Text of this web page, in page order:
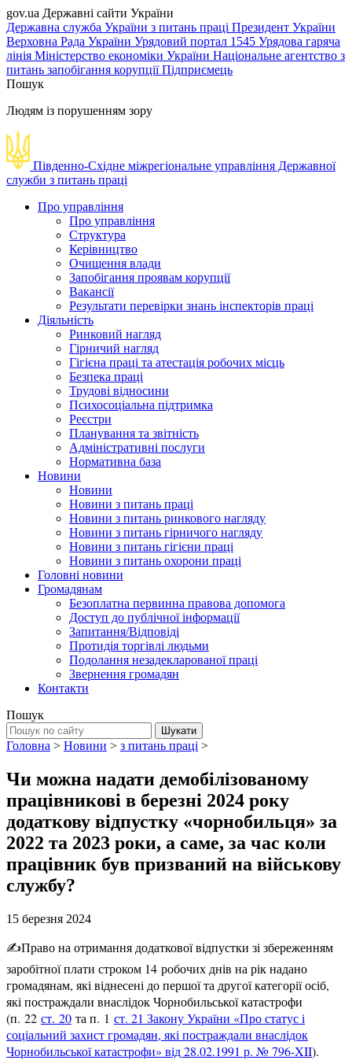
gov.ua Державні сайти України
Державна служба України з питань праці Президент України
Верховна Рада України Урядовий портал 1545 Урядова гаряча
лінія Міністерство економіки України Національне агентство з
питань запобігання корупціїПідприємець
Пошук
Людям із порушенням зору
Південно-Східне міжрегіональне управління Державної
служби з питань праці
Про управління
Про управління
Структура
Керівництво
Очищення влади
Запобігання проявам корупції
Вакансії
Результати перевірки знань інспекторів праці
Діяльність
Ринковий нагляд
Гірничий нагляд
Гігієна праці та атестація робочих місць
Безпека праці
Трудові відносини
Психосоціальна підтримка
Реєстри
Планування та звітність
Адміністративні послуги
Нормативна база
Новини
Новини
Новини з питань праці
Новини з питань ринкового нагляду
Новини з питань гірничого нагляду
Новини з питань гігієни праці
Новини з питань охорони праці
Головні новини
Громадянам
Безоплатна первинна правова допомога
Доступ до публічної інформації
Запитання/Відповіді
Протидія торгівлі людьми
Подолання незадекларованої праці
Звернення громадян
Контакти
Пошук
Головна > Новини > з питань праці >
Чи можна надати демобілізованому
працівникові в березні 2024 року
додаткову відпустку «чорнобильця» за
2022 та 2023 роки, а саме, за час коли
працівник був призваний на військову
службу?
15 березня 2024
✍️Право на отримання додаткової відпустки зі збереженням
заробітної плати строком 14 робочих днів на рік надано
громадянам, які віднесені до першої та другої категорії осіб,
які постраждали внаслідок Чорнобильської катастрофи
(п. 22 ст. 20 та п. 1 ст. 21 Закону України «Про статус і
соціальний захист громадян, які постраждали внаслідок
Чорнобильської катастрофи» від 28.02.1991 р. № 796-XII).